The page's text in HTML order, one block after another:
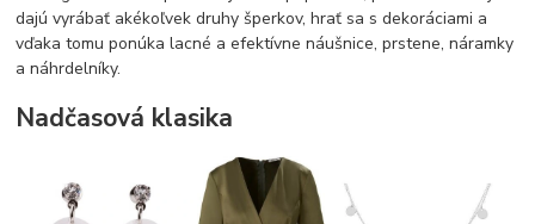
dajú vyrábať akékoľvek druhy šperkov, hrať sa s dekoráciami a
vďaka tomu ponúka lacné a efektívne náušnice, prstene, náramky
a náhrdelníky.
Nadčasová klasika